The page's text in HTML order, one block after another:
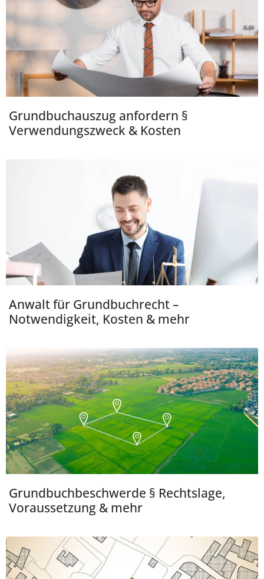
Grundbuchauszug anfordern §
Verwendungszweck & Kosten
Anwalt für Grundbuchrecht –
Notwendigkeit, Kosten & mehr
Grundbuchbeschwerde § Rechtslage,
Voraussetzung & mehr